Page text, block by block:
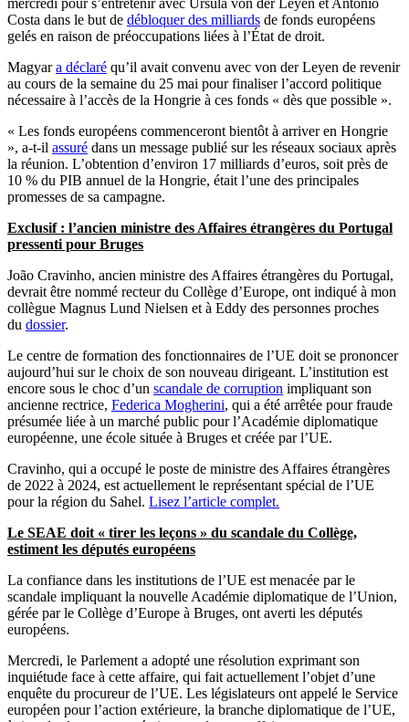
mercredi pour s’entretenir avec Ursula von der Leyen et António
Costa dans le but de débloquer des milliards de fonds européens
gelés en raison de préoccupations liées à l’État de droit.
Magyara déclaré qu’il avait convenu avec von der Leyen de revenir
au cours de la semaine du 25 mai pour finaliser l’accord politique
nécessaire à l’accès de la Hongrie à ces fonds « dès que possible ».
« Les fonds européens commenceront bientôt à arriver en Hongrie
», a-t-il assuré dans un message publié sur les réseaux sociaux après
la réunion. L’obtention d’environ 17 milliards d’euros, soit près de
10 % du PIB annuel de la Hongrie, était l’une des principales
promesses de sa campagne.
Exclusif : l’ancien ministre des Affaires étrangères du Portugal
pressenti pour Bruges
João Cravinho, ancien ministre des Affaires étrangères du Portugal,
devrait être nommé recteur du Collège d’Europe, ont indiqué à mon
collègue Magnus Lund Nielsen et à Eddy des personnes proches
du dossier.
Le centre de formation des fonctionnaires de l’UE doit se prononcer
aujourd’hui sur le choix de son nouveau dirigeant. L’institution est
encore sous le choc d’un scandale de corruption impliquant son
ancienne rectrice, Federica Mogherini, qui a été arrêtée pour fraude
présumée liée à un marché public pour l’Académie diplomatique
européenne, une école située à Bruges et créée par l’UE.
Cravinho, qui a occupé le poste de ministre des Affaires étrangères
de 2022 à 2024, est actuellement le représentant spécial de l’UE
pour la région du Sahel. Lisez l’article complet.
Le SEAE doit « tirer les leçons » du scandale du Collège,
estiment les députés européens
La confiance dans les institutions de l’UE est menacée par le
scandale impliquant la nouvelle Académie diplomatique de l’Union,
gérée par le Collège d’Europe à Bruges, ont averti les députés
européens.
Mercredi, le Parlement a adopté une résolution exprimant son
inquiétude face à cette affaire, qui fait actuellement l’objet d’une
enquête du procureur de l’UE. Les législateurs ont appelé le Service
européen pour l’action extérieure, la branche diplomatique de l’UE,